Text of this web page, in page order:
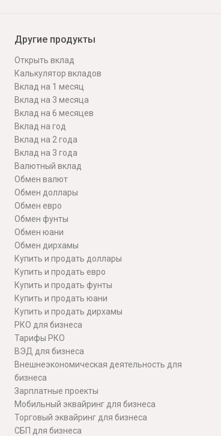
Другие продукты
Открыть вклад
Калькулятор вкладов
Вклад на 1 месяц
Вклад на 3 месяца
Вклад на 6 месяцев
Вклад на год
Вклад на 2 года
Вклад на 3 года
Валютный вклад
Обмен валют
Обмен доллары
Обмен евро
Обмен фунты
Обмен юани
Обмен дирхамы
Купить и продать доллары
Купить и продать евро
Купить и продать фунты
Купить и продать юани
Купить и продать дирхамы
РКО для бизнеса
Тарифы РКО
ВЭД для бизнеса
Внешнеэкономическая деятельность для
бизнеса
Зарплатные проекты
Мобильный эквайринг для бизнеса
Торговый эквайринг для бизнеса
СБП для бизнеса